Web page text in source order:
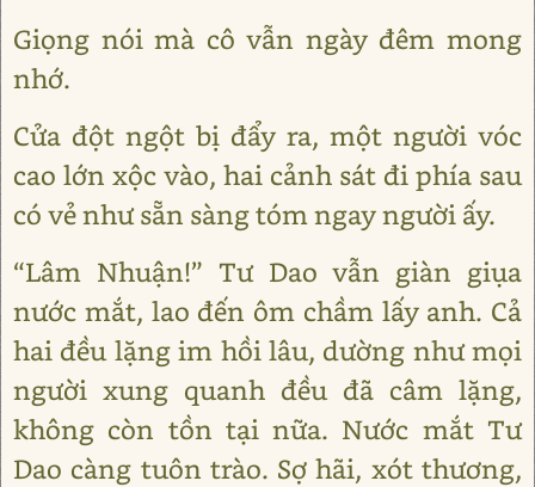
Giọng nói mà cô vẫn ngày đêm mong
nhớ.
Cửa đột ngột bị đẩy ra, một người vóc
cao lớn xộc vào, hai cảnh sát đi phía sau
có vẻ như sẵn sàng tóm ngay người ấy.
“Lâm Nhuận!” Tư Dao vẫn giàn giụa
nước mắt, lao đến ôm chầm lấy anh. Cả
hai đều lặng im hồi lâu, dường như mọi
người xung quanh đều đã câm lặng,
không còn tồn tại nữa. Nước mắt Tư
Dao càng tuôn trào. Sợ hãi, xót thương,